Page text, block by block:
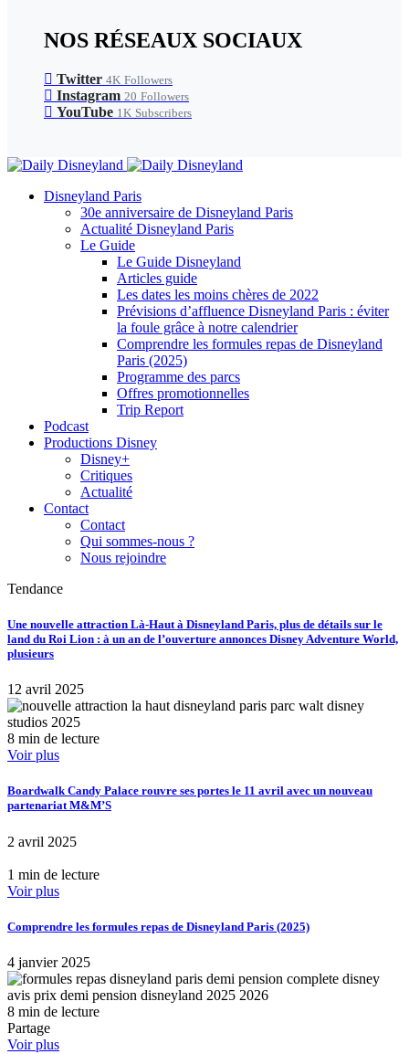
NOS RÉSEAUX SOCIAUX
Twitter 4K Followers
Instagram 20 Followers
YouTube 1K Subscribers
Disneyland Paris
30e anniversaire de Disneyland Paris
Actualité Disneyland Paris
Le Guide
Le Guide Disneyland
Articles guide
Les dates les moins chères de 2022
Prévisions d’affluence Disneyland Paris : éviter
la foule grâce à notre calendrier
Comprendre les formules repas de Disneyland
Paris (2025)
Programme des parcs
Offres promotionnelles
Trip Report
Podcast
Productions Disney
Disney+
Critiques
Actualité
Contact
Contact
Qui sommes-nous ?
Nous rejoindre
Tendance
Une nouvelle attraction Là-Haut à Disneyland Paris, plus de détails sur le
land du Roi Lion : à un an de l’ouverture annonces Disney Adventure World,
plusieurs
12 avril 2025
8 min de lecture
Voir plus
Boardwalk Candy Palace rouvre ses portes le 11 avril avec un nouveau
partenariat M&M’S
2 avril 2025
1 min de lecture
Voir plus
Comprendre les formules repas de Disneyland Paris (2025)
4 janvier 2025
8 min de lecture
Partage
Voir plus